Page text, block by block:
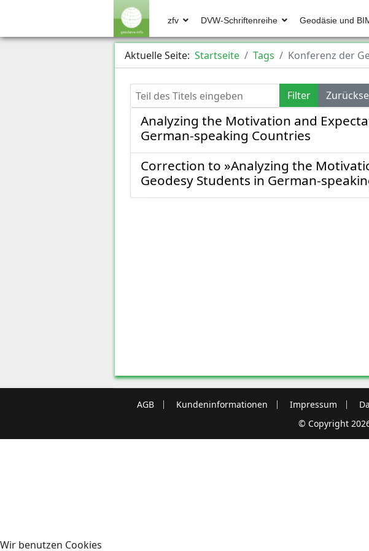
zfv DVW-Schriftenreihe Geodäsie und
Aktuelle Seite: Startseite Tags Konferenz der
Teil des Titels eingeben Filter
Analyzing the Motivation and
German-speaking Countries
Correction to »Analyzing the
Geodesy Students in German-
AGB Kundeninformationen Impressum
© Copyright
Wir benutzen Cookies